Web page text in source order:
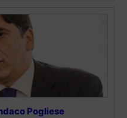
Pogliese